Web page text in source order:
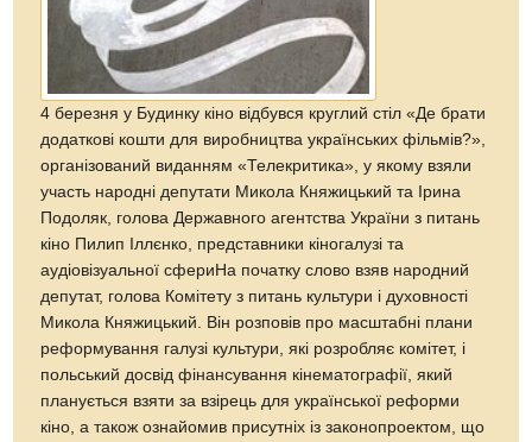
4 березня у Будинку кіно відбувся круглий стіл «Де брати
додаткові кошти для виробництва українських фільмів?»,
організований виданням «Телекритика», у якому взяли
участь народні депутати Микола Княжицький та Ірина
Подоляк, голова Державного агентства України з питань
кіно Пилип Іллєнко, представники кіногалузі та
аудіовізуальної сфериНа початку слово взяв народний
депутат, голова Комітету з питань культури і духовності
Микола Княжицький. Він розповів про масштабні плани
реформування галузі культури, які розробляє комітет, і
польський досвід фінансування кінематографії, який
планується взяти за взірець для української реформи
кіно, а також ознайомив присутніх із законопроектом, що